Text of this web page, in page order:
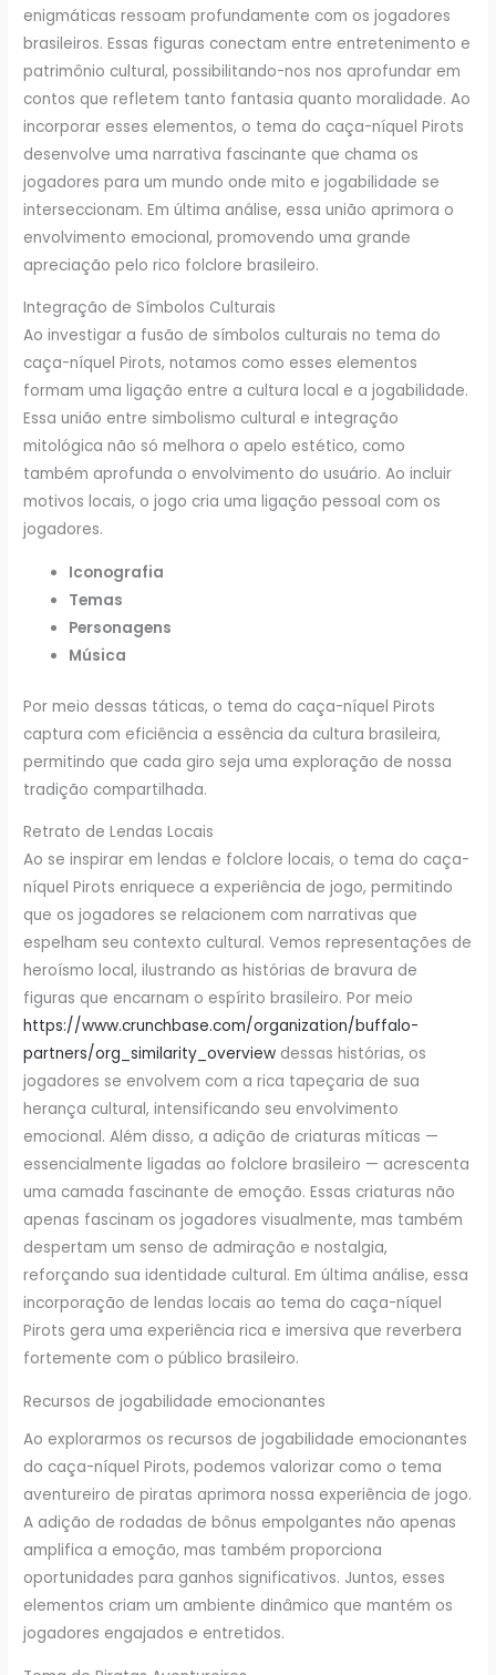
enigmáticas ressoam profundamente com os jogadores
brasileiros. Essas figuras conectam entre entretenimento e
patrimônio cultural, possibilitando-nos nos aprofundar em
contos que refletem tanto fantasia quanto moralidade. Ao
incorporar esses elementos, o tema do caça-níquel Pirots
desenvolve uma narrativa fascinante que chama os
jogadores para um mundo onde mito e jogabilidade se
interseccionam. Em última análise, essa união aprimora o
envolvimento emocional, promovendo uma grande
apreciação pelo rico folclore brasileiro.
Integração de Símbolos Culturais
Ao investigar a fusão de símbolos culturais no tema do
caça-níquel Pirots, notamos como esses elementos
formam uma ligação entre a cultura local e a jogabilidade.
Essa união entre simbolismo cultural e integração
mitológica não só melhora o apelo estético, como
também aprofunda o envolvimento do usuário. Ao incluir
motivos locais, o jogo cria uma ligação pessoal com os
jogadores.
Iconografia
Temas
Personagens
Música
Por meio dessas táticas, o tema do caça-níquel Pirots
captura com eficiência a essência da cultura brasileira,
permitindo que cada giro seja uma exploração de nossa
tradição compartilhada.
Retrato de Lendas Locais
Ao se inspirar em lendas e folclore locais, o tema do caça-
níquel Pirots enriquece a experiência de jogo, permitindo
que os jogadores se relacionem com narrativas que
espelham seu contexto cultural. Vemos representações de
heroísmo local, ilustrando as histórias de bravura de
figuras que encarnam o espírito brasileiro. Por meio
https://www.crunchbase.com/organization/buffalo-
partners/org_similarity_overview dessas histórias, os
jogadores se envolvem com a rica tapeçaria de sua
herança cultural, intensificando seu envolvimento
emocional. Além disso, a adição de criaturas míticas —
essencialmente ligadas ao folclore brasileiro — acrescenta
uma camada fascinante de emoção. Essas criaturas não
apenas fascinam os jogadores visualmente, mas também
despertam um senso de admiração e nostalgia,
reforçando sua identidade cultural. Em última análise, essa
incorporação de lendas locais ao tema do caça-níquel
Pirots gera uma experiência rica e imersiva que reverbera
fortemente com o público brasileiro.
Recursos de jogabilidade emocionantes
Ao explorarmos os recursos de jogabilidade emocionantes
do caça-níquel Pirots, podemos valorizar como o tema
aventureiro de piratas aprimora nossa experiência de jogo.
A adição de rodadas de bônus empolgantes não apenas
amplifica a emoção, mas também proporciona
oportunidades para ganhos significativos. Juntos, esses
elementos criam um ambiente dinâmico que mantém os
jogadores engajados e entretidos.